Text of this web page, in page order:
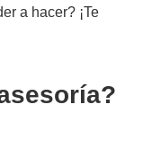
a hacer? ¡Te